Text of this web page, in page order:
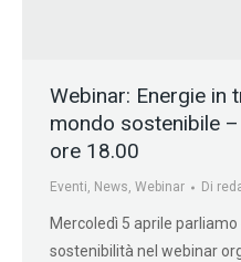
Webinar: Energie in
mondo sostenibile
ore 18.00
Eventi, News, Webinar Di
Mercoledì 5 aprile
sostenibilità nel webinar